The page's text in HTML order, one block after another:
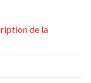
de la